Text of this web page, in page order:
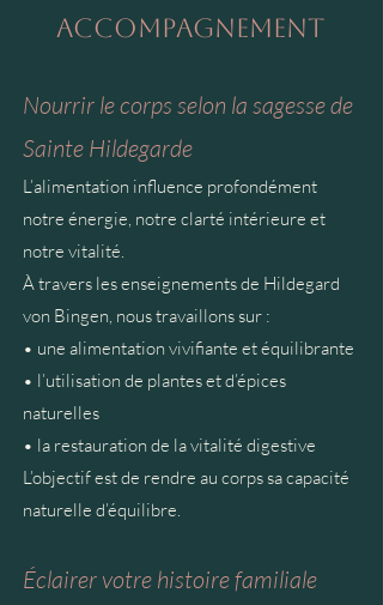
accompagnement
Nourrir le corps selon la sagesse de
Sainte Hildegarde
L’alimentation influence profondément
notre énergie, notre clarté intérieure et
notre vitalité.
À travers les enseignements de Hildegard
von Bingen, nous travaillons sur :
• une alimentation vivifiante et équilibrante
• l’utilisation de plantes et d’épices
naturelles
• la restauration de la vitalité digestive
L’objectif est de rendre au corps sa capacité
naturelle d’équilibre.
Éclairer votre histoire familiale